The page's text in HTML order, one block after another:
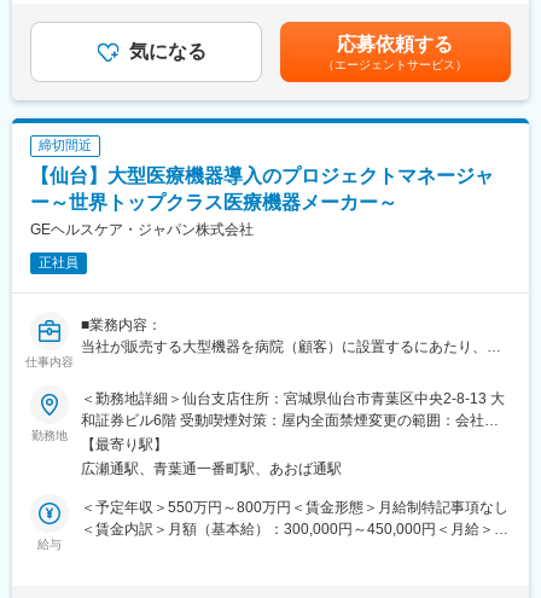
対して幅広く提案ができるため、当社で完結させることが可能で
す。
【研修体制】
配属店で2ヶ月の研修があり、リースや医療業界の基礎知識、OJT
での外訪・事務処理を習得いただきます。
【おすすめポイント】
■やりがい・貢献性◎
医療機関にとって、施設運営に関わる機器や物品などは金額が大
きく経営にも大きな影響を与えます。当社のリース提案を通じ
て、事業計画や病院経営の改善にも繋がるため、貢献性が高いで
す。
■充実した福利厚生◎
【業務概要】
・提案資料作成
・新規訪問
【その他補足情報】
・長期間の研修を用意しているため職種未経験＆技術的な知識が
全く無い方でも立ち上りが可能となっております。
す。また、販売スキルだけでなく薬局運営コンサルティングのス
キルも習得可能なため市場価値向上が可能です。
【ポジションの魅力】
・同社の製品やシステムが、24時間止めてはならない医療現場の
安心安全や、医療従事者の負担軽減に大きく貢献しています。
・調剤というニッチな分野で、業界トップクラスのシェアを誇る
る顧客からいかにシェアを獲得するか、試行錯誤する面白さがあ
ります。
＞※給与詳細は、年齢・スキルを考慮し決定します。■昇給：年1
回■賞与：年2回年収420万円／30歳 経験5年年収500万円／32歳
経験7年賃金はあくまでも目安の金額であり、選考を通じて上下す
る可能性があります。月給(月額)は固定手当を含めた表記です。
気になる 応募依頼する
（エージェントサービス）
締切間近
【仙台】大型医療機器導入のプロジェクトマネージャ
ー～世界トップクラス医療機器メーカー～
GEヘルスケア・ジャパン株式会社
正社員
仕事内容
■業務内容：
当社が販売する大型機器を病院（顧客）に設置するにあたり、施
環境整備等）を行い、必要であれば工事の見積取得をし顧客との
コミュニケーションを通して顧客の要望に沿ったプランを提案
し、営業と共闘して機器の販売活動のサポートを行う。
・Project Managementスキルを有し、受注前から売上までのプロ
ジェクトを遂行する。
・プロジェクトを通じて顧客満足度を得る。
・医療機器の設置品質を確保する。
勤務地
＜勤務地詳細＞仙台支店住所：宮城県仙台市青葉区中央2-8-13 大
和証券ビル6階 受動喫煙対策：屋内全面禁煙変更の範囲：会社の
定める事業所（リモートワーク含む）
【最寄り駅】
広瀬通駅、青葉通一番町駅、あおば通駅
給与
＜予定年収＞550万円～800万円＜賃金形態＞月給制特記事項なし
＜賃金内訳＞月額（基本給）：300,000円～450,000円＜月給＞